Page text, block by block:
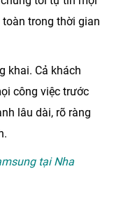
trong thời gian
khai. Cả khách
công việc trước
lâu dài, rõ ràng
tại Nha